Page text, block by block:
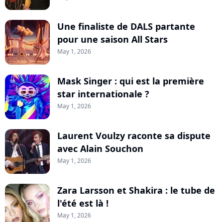
Une finaliste de DALS partante
pour une saison All Stars
May 1, 2026
Mask Singer : qui est la première
star internationale ?
May 1, 2026
Laurent Voulzy raconte sa dispute
avec Alain Souchon
May 1, 2026
Zara Larsson et Shakira : le tube de
l'été est là !
May 1, 2026